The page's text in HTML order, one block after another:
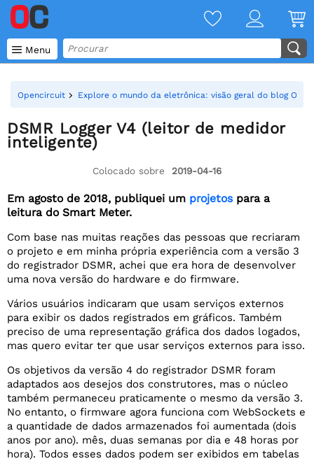
 Menu
Opencircuit Explore o mundo da eletrônica: visão geral do blog
DSMR Logger V4 (leitor de medidor
inteligente)
Colocado sobre 2019-04-16
Em agosto de 2018, publiquei um projetos para a
leitura do Smart Meter.
Com base nas muitas reações das pessoas que recriaram
o projeto e em minha própria experiência com a versão 3
do registrador DSMR, achei que era hora de desenvolver
uma nova versão do hardware e do firmware.
Vários usuários indicaram que usam serviços externos
para exibir os dados registrados em gráficos. Também
preciso de uma representação gráfica dos dados logados,
mas quero evitar ter que usar serviços externos para isso.
Os objetivos da versão 4 do registrador DSMR foram
adaptados aos desejos dos construtores, mas o núcleo
também permaneceu praticamente o mesmo da versão 3.
No entanto, o firmware agora funciona com WebSockets e
a quantidade de dados armazenados foi aumentada (dois
anos por ano). mês, duas semanas por dia e 48 horas por
hora). Todos esses dados podem ser exibidos em tabelas